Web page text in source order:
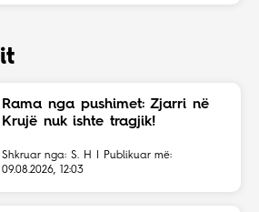
Rama nga pushimet: Zjarri në
Krujë nuk ishte tragjik!
Shkruar nga: S. H | Publikuar më:
09.08.2026, 12:03